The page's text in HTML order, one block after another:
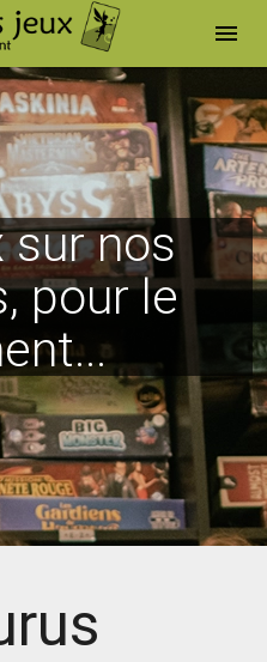
menu
nos
pour le